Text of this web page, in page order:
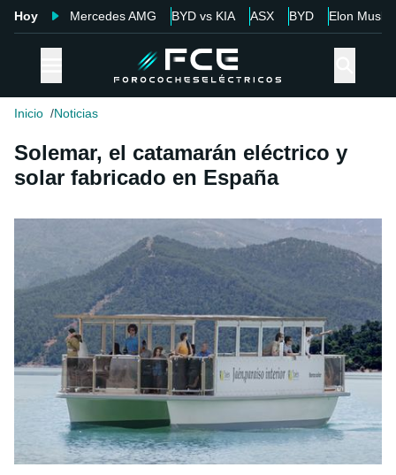
Hoy Mercedes AMG BYD vs KIA ASX BYD Elon Musk
Inicio Noticias
Solemar, el catamarán eléctrico y
solar fabricado en España